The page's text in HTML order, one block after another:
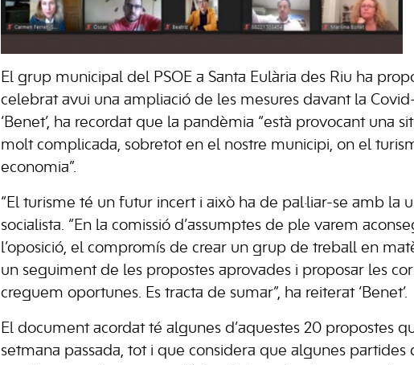
El grup municipal del PSOE a Santa Eulària des Riu ha
celebrat avui una ampliació de les mesures davant la
‘Benet’, ha recordat que la pandèmia “està provocant una
molt complicada, sobretot en el nostre municipi, on el
economia”.
“El turisme té un futur incert i això ha de pal·liar-se amb la
socialista. “En la comissió d’assumptes de ple varem
l’oposició, el compromís de crear un grup de treball en
un seguiment de les propostes aprovades i proposar les
creguem oportunes. Es tracta de sumar”, ha reiterat ‘Benet’.
El document acordat té algunes d’aquestes 20 propostes
setmana passada, tot i que considera que algunes partides